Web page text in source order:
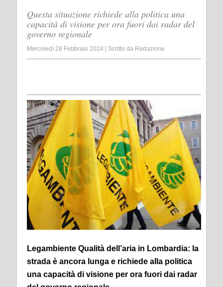
Questa situazione richiede alla politica una
capacità di visione per ora fuori dai radar del
governo regionale
Mercoledì 28 Febbraio 2024 Scritto da Redazione
Legambiente Qualità dell’aria in Lombardia: la
strada è ancora lunga e richiede alla politica
una capacità di visione per ora fuori dai radar